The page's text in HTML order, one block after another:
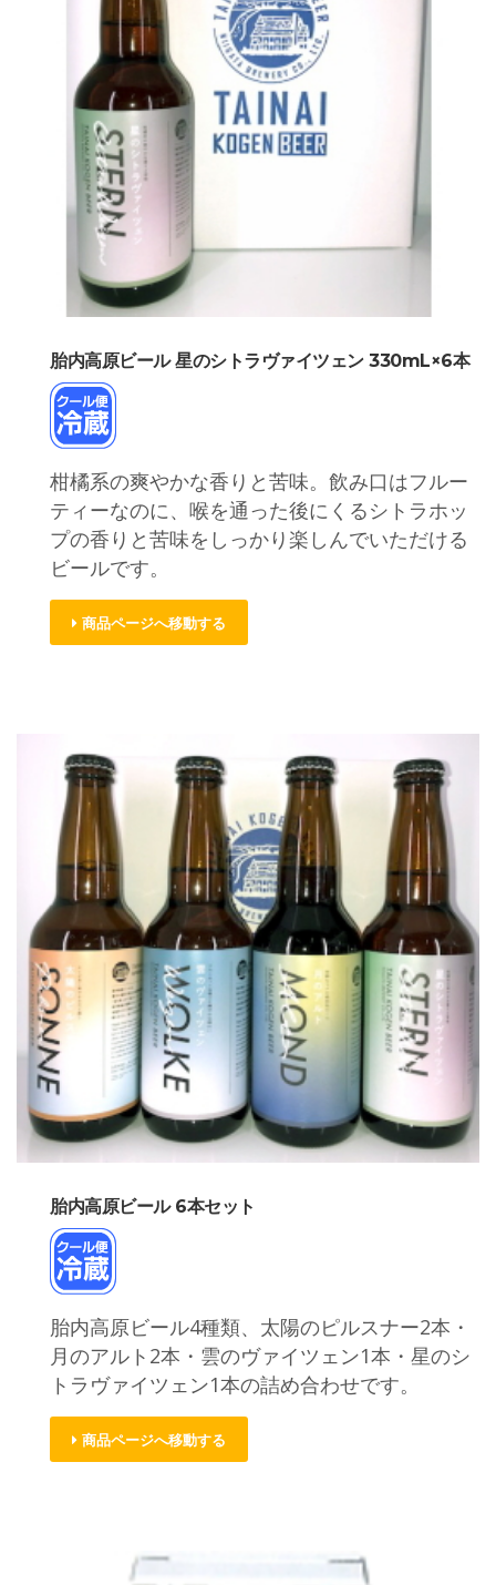
胎内高原ビール 星のシトラヴァイツェン 330mL×6本
柑橘系の爽やかな香りと苦味。飲み口はフルー
ティーなのに、喉を通った後にくるシトラホッ
プの香りと苦味をしっかり楽しんでいただける
ビールです。
商品ページへ移動する
胎内高原ビール 6本セット
胎内高原ビール4種類、太陽のピルスナー2本・
月のアルト2本・雲のヴァイツェン1本・星のシ
トラヴァイツェン1本の詰め合わせです。
商品ページへ移動する